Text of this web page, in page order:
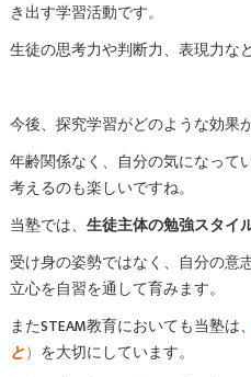
き出す学習活動です。
生徒の思考力や判断力、表現力な
今後、探究学習がどのような効果
年齢関係なく、自分の気になって
考えるのも楽しいですね。
当塾では、 生徒主体の勉強スタイ
受け身の姿勢ではなく、自分の意
立心を自習を通して育みます。
またSTEAM教育においても当塾は、
と） を大切にしています。